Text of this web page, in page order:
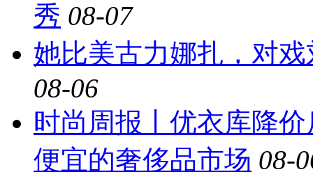
秀 08-07
她比美古力娜扎，对
08-06
时尚周报丨优衣库降
便宜的奢侈品市场 08-